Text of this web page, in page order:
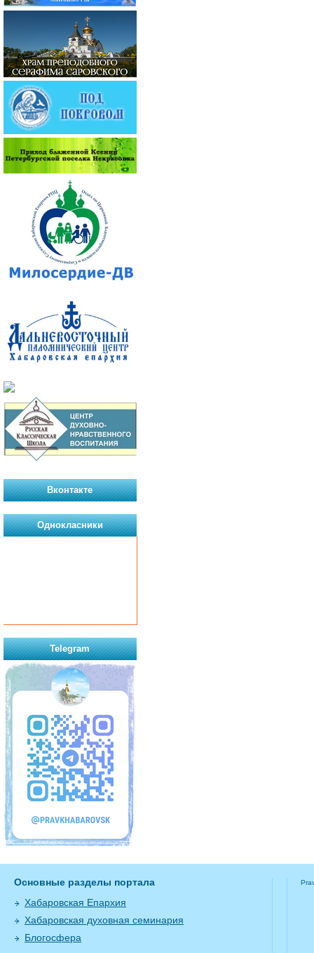
Вконтакте
Однокласники
Telegram
Основные разделы портала
Хабаровская Епархия
Хабаровская духовная семинария
Блогосфера